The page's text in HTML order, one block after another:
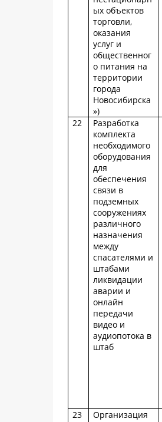
ых объектов
торговли,
оказания
услуг и
общественног
о питания на
территории
города
Новосибирска
»)
22
Разработка
комплекта
необходимого
оборудования
для
обеспечения
связи в
подземных
сооружениях
различного
назначения
между
спасателями и
штабами
ликвидации
аварии и
онлайн
передачи
видео и
аудиопотока в
штаб
23
Организация